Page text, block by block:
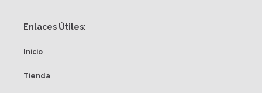
Enlaces Útiles:
Inicio
Tienda